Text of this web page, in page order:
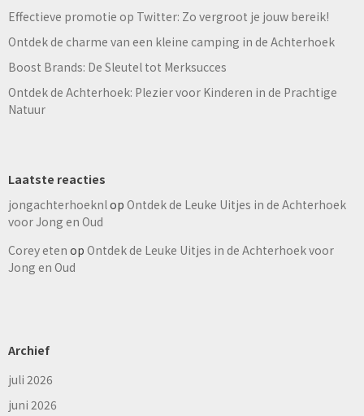
Effectieve promotie op Twitter: Zo vergroot je jouw bereik!
Ontdek de charme van een kleine camping in de Achterhoek
Boost Brands: De Sleutel tot Merksucces
Ontdek de Achterhoek: Plezier voor Kinderen in de Prachtige
Natuur
Laatste reacties
jongachterhoeknl op Ontdek de Leuke Uitjes in de Achterhoek
voor Jong en Oud
Corey eten op Ontdek de Leuke Uitjes in de Achterhoek voor
Jong en Oud
Archief
juli 2026
juni 2026